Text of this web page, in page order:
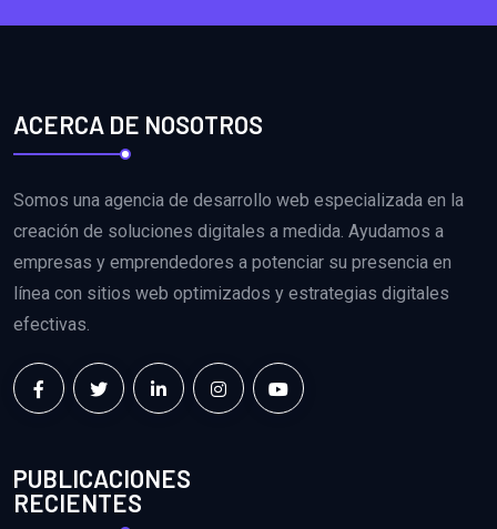
ACERCA DE NOSOTROS
Somos una agencia de desarrollo web especializada en la
creación de soluciones digitales a medida. Ayudamos a
empresas y emprendedores a potenciar su presencia en
línea con sitios web optimizados y estrategias digitales
efectivas.
PUBLICACIONES
RECIENTES